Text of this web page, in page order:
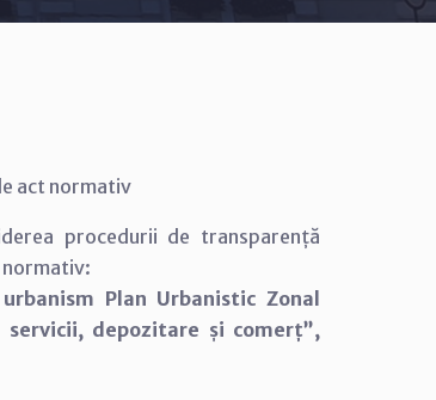
act normativ
procedurii de transparență
normativ:
Plan Urbanistic Zonal
depozitare și comerț”,